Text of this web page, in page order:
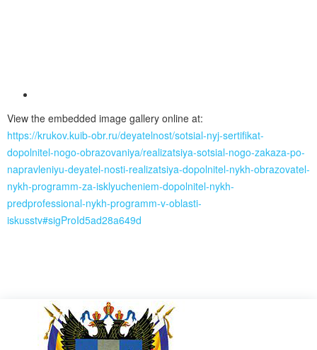
View the embedded image gallery online at:
https://krukov.kuib-obr.ru/deyatelnost/sotsial-nyj-sertifikat-
dopolnitel-nogo-obrazovaniya/realizatsiya-sotsial-nogo-zakaza-po-
napravleniyu-deyatel-nosti-realizatsiya-dopolnitel-nykh-obrazovatel-
nykh-programm-za-isklyucheniem-dopolnitel-nykh-
predprofessional-nykh-programm-v-oblasti-
iskusstv#sigProId5ad28a649d